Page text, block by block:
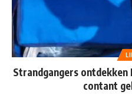
Strandgangers
contant